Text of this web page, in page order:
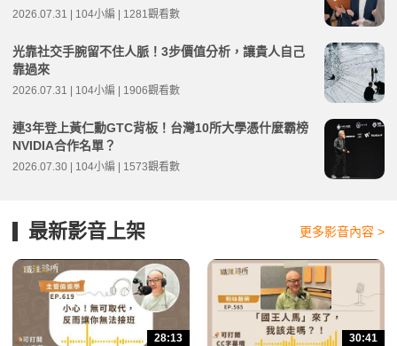
2026.07.31 | 104小編 | 1281觀看數
光靠社交手腕留不住人脈！3步價值分析，讓貴人自己
靠過來
2026.07.31 | 104小編 | 1906觀看數
連3年登上黃仁勳GTC背板！台灣10所大學憑什麼霸榜
NVIDIA合作名單？
2026.07.30 | 104小編 | 1573觀看數
最新影音上架 更多影音內容 >
28:13 30:41